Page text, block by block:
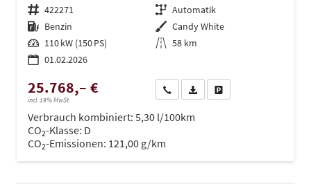
Fahrzeugnr. 422271 Getriebe Automatik
Kraftstoff Benzin Außenfarbe Candy White
Leistung 110 kW (150 PS) Kilometerstand 58 km
01.02.2026
25.768,– €
incl. 19% MwSt.
Wir rufen Sie anPDF-Datei, Fahrzeugexposé
Verbrauch kombiniert: 5,30 l/100km
CO2-Klasse: D
CO2-Emissionen: 121,00 g/km